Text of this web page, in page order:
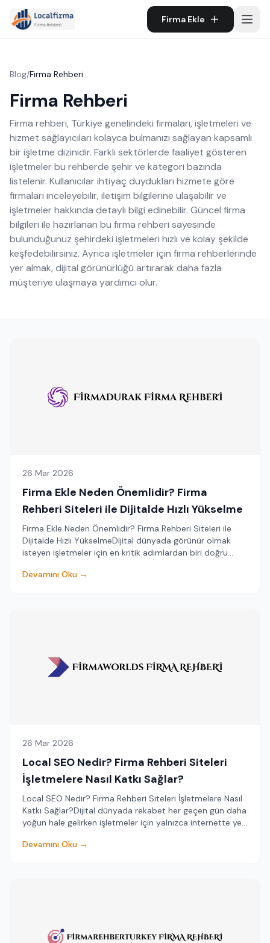
Firma Ekle
Blog/Firma Rehberi
Firma Rehberi
Firma rehberi, Türkiye genelindeki firmaları, işletmeleri ve
hizmet sağlayıcıları kolayca bulmanızı sağlayan kapsamlı
bir işletme dizinidir. Farklı sektörlerde faaliyet gösteren
işletmeler bu rehberde şehir ve kategori bazında
listelenir. Kullanıcılar ihtiyaç duydukları hizmete göre
firmaları inceleyebilir, iletişim bilgilerine ulaşabilir ve
işletmeler hakkında detaylı bilgi edinebilir. Güncel firma
bilgileri ile hazırlanan bu firma rehberi sayesinde
bulunduğunuz şehirdeki işletmeleri hızlı ve kolay şekilde
keşfedebilirsiniz. Ayrıca işletmeler için firma rehberlerinde
yer almak, dijital görünürlüğü artırarak daha fazla
müşteriye ulaşmaya yardımcı olur.
26 Mar 2026
Firma Ekle Neden Önemlidir? Firma
Rehberi Siteleri ile Dijitalde Hızlı Yükselme
Firma Ekle Neden Önemlidir? Firma Rehberi Siteleri ile
Dijitalde Hızlı YükselmeDijital dünyada görünür olmak
isteyen işletmeler için en kritik adımlardan biri doğru
Devamını Oku →
26 Mar 2026
Local SEO Nedir? Firma Rehberi Siteleri
İşletmelere Nasıl Katkı Sağlar?
Local SEO Nedir? Firma Rehberi Siteleri İşletmelere Nasıl
Katkı Sağlar?Dijital dünyada rekabet her geçen gün daha
yoğun hale gelirken işletmeler için yalnızca internette yer
Devamını Oku →